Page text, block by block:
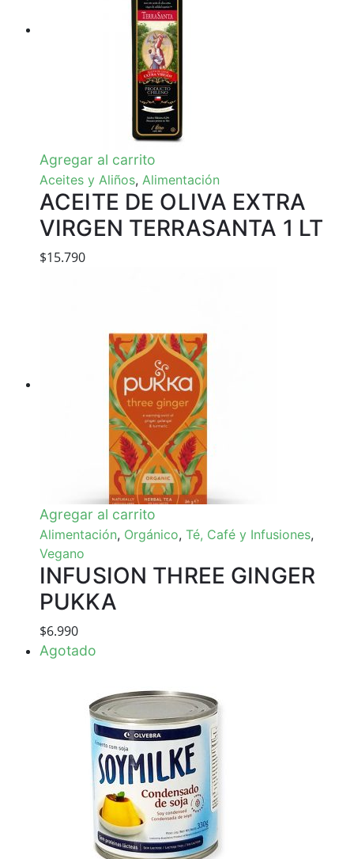
Agregar al carrito
Aceites y Aliños, Alimentación
ACEITE DE OLIVA EXTRA
VIRGEN TERRASANTA 1 LT
$15.790
Agregar al carrito
Alimentación, Orgánico, Té, Café y Infusiones,
Vegano
INFUSION THREE GINGER
PUKKA
$6.990
Agotado